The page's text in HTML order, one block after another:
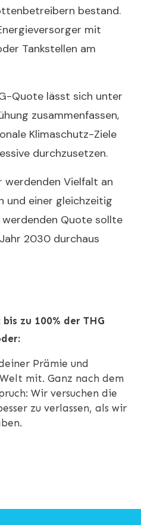
bestand.
mit
Tankstellen am
Quote lässt sich unter
zusammenfassen,
Klimaschutz-Ziele
durchzusetzen.
Vielfalt an
und einer gleichzeitig
Quote sollte
2030 durchaus
zu 100% der THG
Prämie und
mit. Ganz nach dem
Wir versuchen die
zu verlassen, als wir